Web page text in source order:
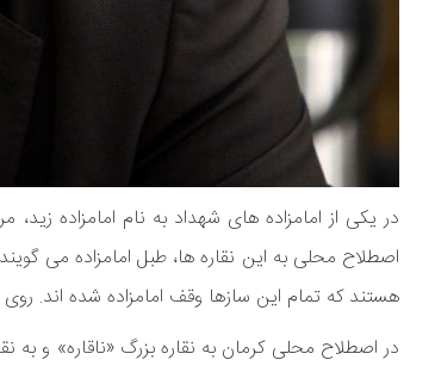
در یکی از امامزاده های شهداد به نام امامزاده
اصطلاح محلی به این نقاره ها، طبل امامزاده می
هستند که تمام این سازها وقف امامزاده شده اند. روی بدنه یکی از سازها